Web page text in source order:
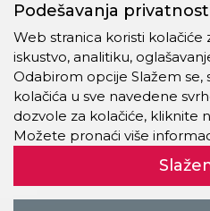
O preduzeću
Kontakt
Pravila o privatnosti
Kolačići
Podešavanja
Web stranica koristi kolačiće
iskustvo, analitiku,
Odabirom opcije Slažem
kolačića u sve navedene
dozvole za kolačiće, kliknite
Možete pronaći više